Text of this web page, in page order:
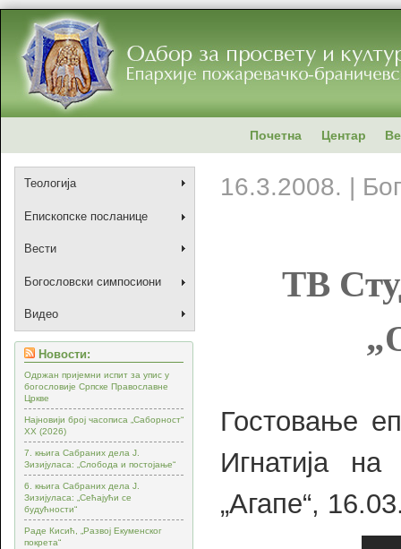
Почетна Центар
Теологија
Епископске посланице
Вести
Богословски симпосиони
Видео
Новости:
Одржан пријемни испит за упис у
богословије Српске Православне
Цркве
Најновији број часописа „Саборност“
XX (2026)
7. књига Сабраних дела Ј.
Зизијуласа: „Слобода и постојање“
6. књига Сабраних дела Ј.
Зизијуласа: „Сећајући се
будућности“
Раде Кисић, „Развој Екуменског
покрета“
16.3.2008. |
ТВ
Гостовање
Игнатија
„Агапе“,